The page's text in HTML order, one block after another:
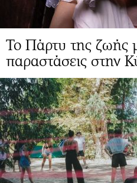
Το Πάρτυ της ζωής
παραστάσεις στην